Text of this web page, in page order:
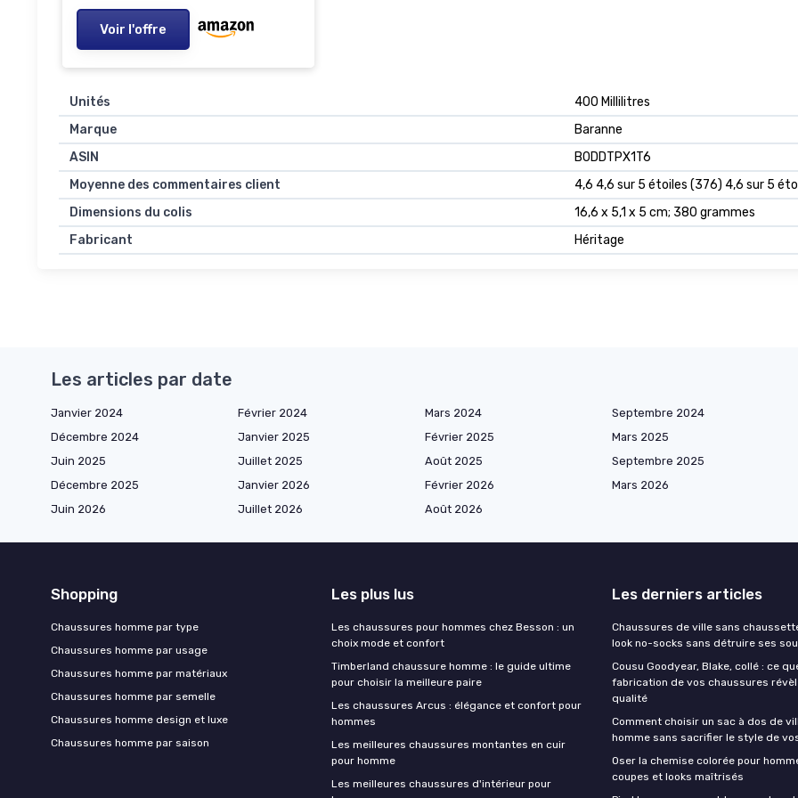
Voir l'offre
Unités
‎400 Millilitres
Marque
‎Baranne
ASIN
B0DDTPX1T6
Moyenne des commentaires client
4,6 4,6 sur 5 étoiles (376) 4,6 sur 5
Dimensions du colis
16,6 x 5,1 x 5 cm; 380 grammes
Fabricant
Héritage
Les articles par date
Janvier 2024 Février 2024 Mars 2024
Septembre 2024
Décembre 2024
Janvier 2025 Février 2025
Mars 2025
Juin 2025
Juillet 2025 Août 2025
Septembre 2025
Décembre 2025
Janvier 2026 Février 2026
Mars 2026
Juin 2026
Juillet 2026 Août 2026
Shopping
Chaussures homme par type
Chaussures homme par usage
Chaussures homme par matériaux
Chaussures homme par semelle
Chaussures homme design et luxe
Chaussures homme par saison
Les plus lus
Les chaussures pour hommes chez Besson : un
choix mode et confort
Timberland chaussure homme : le guide ultime
pour choisir la meilleure paire
Les chaussures Arcus : élégance et confort pour
hommes
Les meilleures chaussures montantes en cuir
pour homme
Les meilleures chaussures d'intérieur pour
Les derniers articles
Chaussures de ville sans
look no-socks sans détruire ses
Cousu Goodyear, Blake, collé : ce
fabrication de vos chaussures
qualité
Comment choisir un sac à dos de
homme sans sacrifier le style de
Oser la chemise colorée pour
coupes et looks maîtrisés